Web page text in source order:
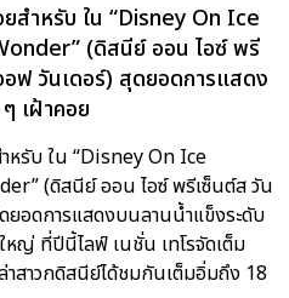
ยสำหรับ ใน “Disney On Ice
(ดิสนีย์ ออน ไอซ์ พรี
ฟ วันเดอร์) สุดยอดการแสดง
เฝ้าคอย
หรับ ใน “Disney On Ice
(ดิสนีย์ ออน ไอซ์ พรีเซ็นต์ส วัน
ยอดการแสดงบนลานน้ำแข็งระดับ
ญ่ ที่ปีนี้ไลฟ์ เนชั่น เทโรจัดเต็ม
าสาวกดิสนีย์ได้ชมกันเต็มอิ่มถึง 18